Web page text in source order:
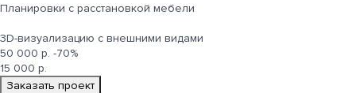
Планировки с расстановкой мебели
3D-визуализацию с внешними видами
50 000 р. -70%
15 000 р.
Заказать проект